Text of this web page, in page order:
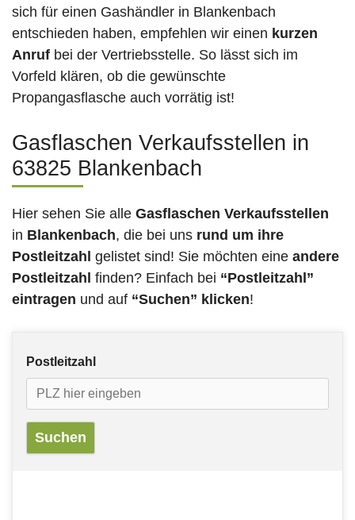
sich für einen Gashändler in Blankenbach
entschieden haben, empfehlen wir einen kurzen
Anruf bei der Vertriebsstelle. So lässt sich im
Vorfeld klären, ob die gewünschte
Propangasflasche auch vorrätig ist!
Gasflaschen Verkaufsstellen in
63825 Blankenbach
Hier sehen Sie alle Gasflaschen Verkaufsstellen
in Blankenbach, die bei uns rund um ihre
Postleitzahl gelistet sind! Sie möchten eine andere
Postleitzahl finden? Einfach bei “Postleitzahl”
eintragen und auf “Suchen” klicken!
Postleitzahl